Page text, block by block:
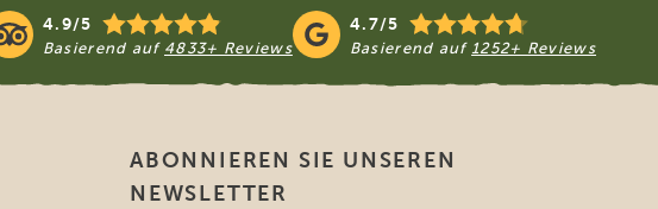
4.9/5
Basierend auf 4833+ Reviews
4.7/5
Basierend auf 1252+ Reviews
ABONNIEREN SIE UNSEREN
NEWSLETTER